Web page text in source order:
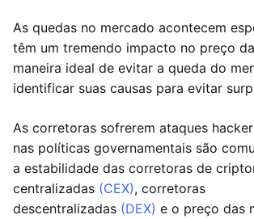
As quedas no mercado acontecem
têm um tremendo impacto no preço
maneira ideal de evitar a queda do
identificar suas causas para evitar
As corretoras sofrerem ataques
nas políticas governamentais são
a estabilidade das corretoras de
centralizadas (CEX), corretoras
descentralizadas (DEX) e o preço das